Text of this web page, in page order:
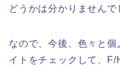
どうかは分かりませんで
なので、今後、色々と
イトをチェックして、